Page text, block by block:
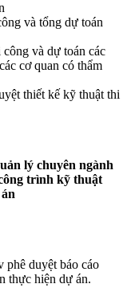
và tổng dự toán
và dự toán các
cơ quan có thẩm
thiết kế kỹ thuật thi
lý chuyên ngành
trình kỹ thuật
duyệt báo cáo
thực hiện dự án.